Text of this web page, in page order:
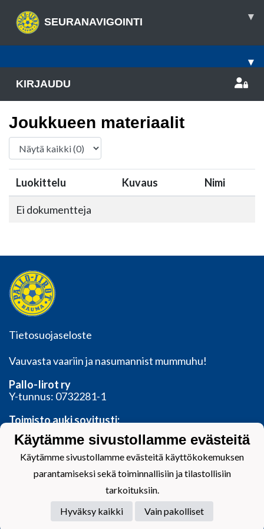
SEURANAVIGOINTI ▾
▾
KIRJAUDU
Joukkueen materiaalit
Luokittelu Kuvaus Nimi
Ei dokumentteja
Tietosuojaseloste
Vauvasta vaariin ja nasumannist mummuhu!
Pallo-Iirot ry
Y-tunnus: 0732281-1
Toimisto auki sovitusti:
Valtakatu 11, 26100 Rauma
toimisto@palloiirot.fi
Powered by
Käytämme sivustollamme evästeitä
Käytämme sivustollamme evästeitä käyttökokemuksen
parantamiseksi sekä toiminnallisiin ja tilastollisiin
tarkoituksiin.
Hyväksy kaikki
Vain pakolliset